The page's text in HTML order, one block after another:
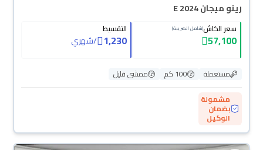
رينو ميجان E 2024
سعر الكاش(شامل الضريبة)
57,100
التقسيط
1,230
/شهري
مستعملة 100 كم
ممشى قليل
مشمولة
بضمان
الوكيل